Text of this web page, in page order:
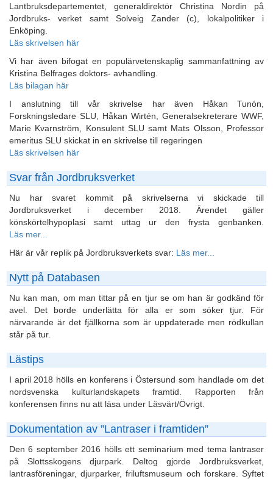
Lantbruksdepartementet, generaldirektör Christina Nordin på
Jordbruks- verket samt Solveig Zander (c), lokalpolitiker i
Enköping.
Läs skrivelsen här
Vi har även bifogat en populärvetenskaplig sammanfattning av
Kristina Belfrages doktors- avhandling.
Läs bilagan här
I anslutning till vår skrivelse har även Håkan Tunón,
Forskningsledare SLU, Håkan Wirtén, Generalsekreterare WWF,
Marie Kvarnström, Konsulent SLU samt Mats Olsson, Professor
emeritus SLU skickat in en skrivelse till regeringen
Läs skrivelsen här
Svar från Jordbruksverket
Nu har svaret kommit på skrivelserna vi skickade till
Jordbruksverket i december 2018. Ärendet gäller
könskörtelhypoplasi samt uttag ur den frysta genbanken.
Läs mer...
Här är vår replik på Jordbruksverkets svar: Läs mer...
Nytt på Databasen
Nu kan man, om man tittar på en tjur se om han är godkänd för
avel. Det borde underlätta för alla er som söker tjur. För
närvarande är det fjällkorna som är uppdaterade men rödkullan
står på tur.
Lästips
I april 2018 hölls en konferens i Östersund som handlade om det
nordsvenska kulturlandskapets framtid. Rapporten från
konferensen finns nu att läsa under Läsvärt/Övrigt.
Dokumentation av ”Lantraser i framtiden”
Den 6 september 2016 hölls ett seminarium med tema lantraser
på Slottsskogens djurpark. Deltog gjorde Jordbruksverket,
lantrasföreningar, djurparker, friluftsmuseum och forskare. Syftet